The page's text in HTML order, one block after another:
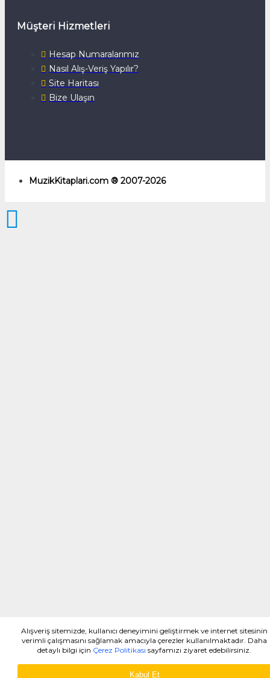
Müşteri Hizmetleri
Hesap Numaralarımız
Nasıl Alış-Veriş Yapılır?
Site Haritası
Bize Ulaşın
MuzikKitaplari.com ® 2007-2026
Alışveriş sitemizde, kullanıcı deneyimini geliştirmek ve internet sitesinin
verimli çalışmasını sağlamak amacıyla çerezler kullanılmaktadır. Daha
detaylı bilgi için Çerez Politikası sayfamızı ziyaret edebilirsiniz.
Kabul Et